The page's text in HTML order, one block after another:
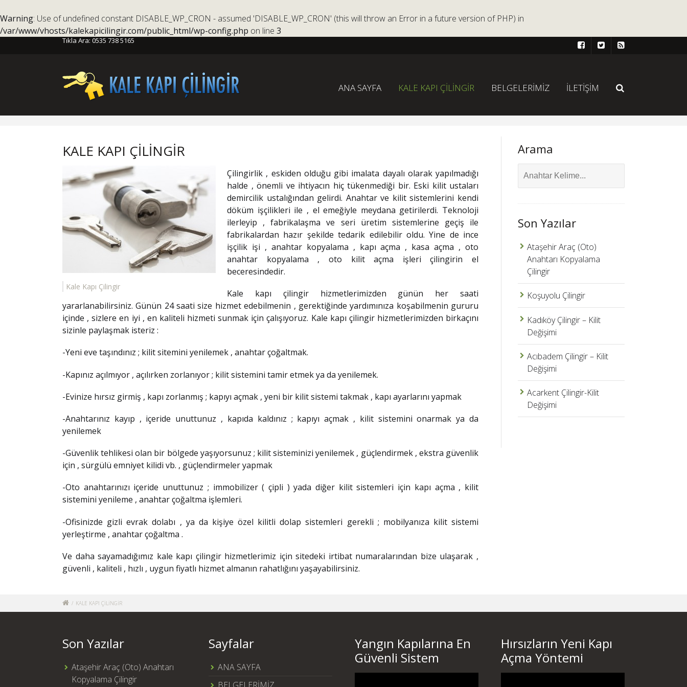
Warning: Use of undefined constant DISABLE_WP_CRON - assumed 'DISABLE_WP_CRON' (this will throw an Error in a future version of PHP) in
/var/www/vhosts/kalekapicilingir.com/public_html/wp-config.php on line 3
Tıkla Ara: 0535 738 5165
ANA SAYFA KALE KAPI ÇİLİNGİR BELGELERİMİZ İLETİŞİM
KALE KAPI ÇİLİNGİR
Kale Kapı Çilingir
Çilingirlik , eskiden olduğu gibi imalata dayalı olarak yapılmadığı
halde , önemli ve ihtiyacın hiç tükenmediği bir. Eski kilit ustaları
demircilik ustalığından gelirdi. Anahtar ve kilit sistemlerini kendi
döküm işçilikleri ile , el emeğiyle meydana getirilerdi. Teknoloji
ilerleyip , fabrikalaşma ve seri üretim sistemlerine geçiş ile
fabrikalardan hazır şekilde tedarik edilebilir oldu. Yine de ince
işçilik işi , anahtar kopyalama , kapı açma , kasa açma , oto
anahtar kopyalama , oto kilit açma işleri çilingirin el
beceresindedir.
Kale kapı çilingir
hizmetlerimizden günün her saati
yararlanabilirsiniz. Günün 24 saati size hizmet edebilmenin , gerektiğinde yardımınıza koşabilmenin gururu
içinde , sizlere en iyi , en kaliteli hizmeti sunmak için çalışıyoruz. Kale kapı çilingir hizmetlerimizden birkaçını
sizinle paylaşmak isteriz :
-Yeni eve taşındınız ; kilit sitemini yenilemek , anahtar çoğaltmak.
-Kapınız açılmıyor , açılırken zorlanıyor ; kilit sistemini tamir etmek ya da yenilemek.
-Evinize hırsız girmiş , kapı zorlanmış ; kapıyı açmak , yeni bir kilit sistemi takmak , kapı ayarlarını yapmak
-Anahtarınız kayıp , içeride unuttunuz , kapıda kaldınız ; kapıyı açmak , kilit sistemini onarmak ya da
yenilemek
-Güvenlik tehlikesi olan bir bölgede yaşıyorsunuz ; kilit sisteminizi yenilemek , güçlendirmek , ekstra güvenlik
için , sürgülü emniyet kilidi vb. , güçlendirmeler yapmak
-Oto anahtarınızı içeride unuttunuz ; immobilizer ( çipli ) yada diğer kilit sistemleri için kapı açma , kilit
sistemini yenileme , anahtar çoğaltma işlemleri.
-Ofisinizde gizli evrak dolabı , ya da kişiye özel kilitli dolap sistemleri gerekli ; mobilyanıza kilit sistemi
yerleştirme , anahtar çoğaltma .
Ve daha sayamadığımız kale kapı çilingirhizmetlerimiz için sitedeki irtibat numaralarından bize ulaşarak ,
güvenli , kaliteli , hızlı , uygun fiyatlı hizmet almanın rahatlığını yaşayabilirsiniz.
Arama
Son Yazılar
Ataşehir Araç (Oto)
Anahtarı Kopyalama
Çilingir
Koşuyolu Çilingir
Kadıköy Çilingir – Kilit
Değişimi
Acıbadem Çilingir – Kilit
Değişimi
Acarkent Çilingir-Kilit
Değişimi
/ KALE KAPI ÇİLİNGİR
Son Yazılar
Ataşehir Araç (Oto) Anahtarı
Kopyalama Çilingir
Sayfalar
ANA SAYFA
Yangın Kapılarına En
Güvenli Sistem
Hırsızların Yeni Kapı
Açma Yöntemi